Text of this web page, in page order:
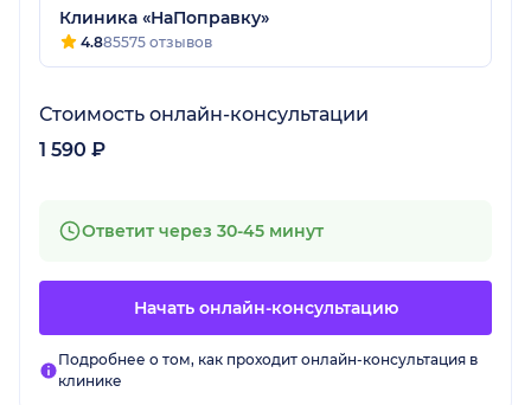
отправить например :к кому - нибудь ещё . А
Вам спасибо !
Клиника «НаПоправку»
4.885575 отзывов
Стоимость онлайн-консультации
1 590 ₽
Ответит через 30-45 минут
Начать онлайн-консультацию
Подробнее о том, как проходит онлайн-консультация в
клинике